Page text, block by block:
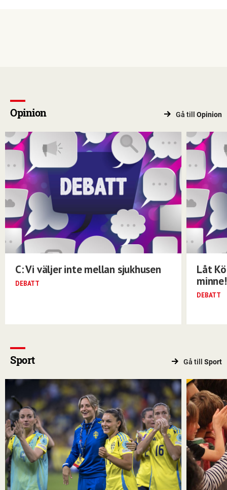
Opinion Gå till Opinion
C: Vi väljer inte mellan sjukhusen
DEBATT
Låt
minne!
DEBATT
Sport Gå till Sport